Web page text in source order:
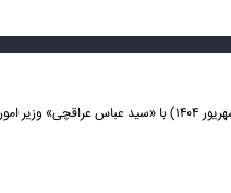
«سید عمار حکیم»رهبر جریان حکمت ملی عراق ظهر یکشنبه (۱۶ شهریور ۱۴۰۴) با «سید عباس